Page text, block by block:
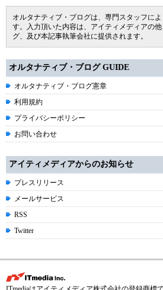
オルタナティブ・ブログは、専門スタッフに
す。入力頂いた内容は、アイティメディアの
グ、及び本記事執筆会社に提供されます。
オルタナティブ・ブログ GUIDE
オルタナティブ・ブログ憲章
利用規約
プライバシーポリシー
お問い合わせ
アイティメディアからのお知らせ
プレスリリース
メールサービス
RSS
Twitter